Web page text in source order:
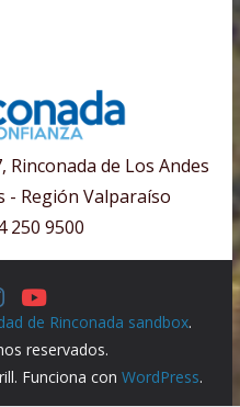
de Los Andes
- Región Valparaíso
250 9500
de Rinconada sandbox.
reservados.
Funciona conWordPress.